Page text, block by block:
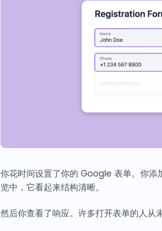
你花时间设置了你的 Google 表单。你添
览中，它看起来结构清晰。
然后你查看了响应。许多打开表单的人从